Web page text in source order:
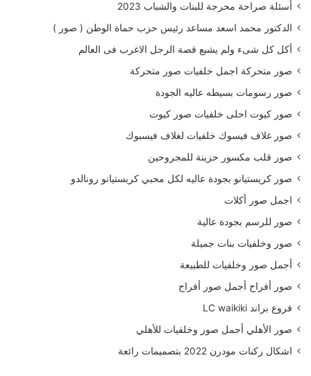
أسئلة صراحة محرجة للبنات والشباب 2023
الدكتور محمد اسعد مساعد رئيس حزب حماة الوطن ( صور )
أكل كل شىء ولم يشبع قصة الرجل الاغرب فى العالم
صور متحركة اجمل خلفيات صور متحركة
صور رسومات بسيطه عاليه الجودة
صور كيوت احلى خلفيات صور كيوت
صور غلاف فيسوك خلفيات لغلاف فيسبوك
صور قلب مكسور حزينة للمجروحين
صور كريستيانو بجودة عاليه لكل محبي كريستيانو رونالدو
اجمل صور أكلات
صور للرسم بجودة عالية
صور وخلفيات بنات جميلة
أجمل صور وخلفيات للطبيعة
صور أفراح أجمل صور أفراح
فروع براند LC waikiki
صور الأهلي أجمل صور وخلفيات للأهلي
اشكال ركنات مودرن 2022 بتصميمات رائعة